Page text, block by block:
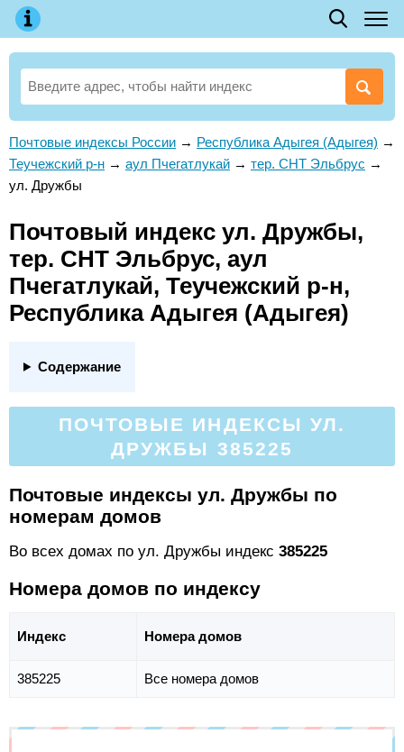
Почтовые индексы России → Республика Адыгея (Адыгея) →
Теучежский р-н → аул Пчегатлукай → тер. СНТ Эльбрус →
ул. Дружбы
Почтовый индекс ул. Дружбы,
тер. СНТ Эльбрус, аул
Пчегатлукай, Теучежский р-н,
Республика Адыгея (Адыгея)
Содержание
ПОЧТОВЫЕ ИНДЕКСЫ УЛ.
ДРУЖБЫ 385225
Почтовые индексы ул. Дружбы по
номерам домов
Во всех домах по ул. Дружбы индекс 385225
Номера домов по индексу
Индекс Номера домов
385225 Все номера домов